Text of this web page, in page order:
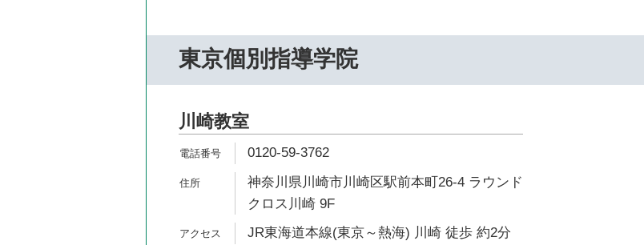
東京個別指導学院
川崎教室
0120-59-3762
神奈川県川崎市川崎区駅前本町26-4 ラウンド
クロス川崎 9F
JR東海道本線(東京～熱海) 川崎 徒歩 約2分